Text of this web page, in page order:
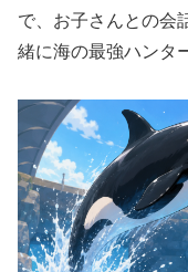
で、お子さんとの会
緒に海の最強ハンタ